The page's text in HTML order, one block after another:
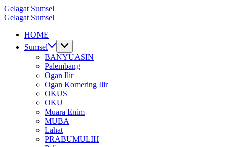
Skip
to
Gelagat Sumsel
Media
Gelagat Sumsel
Cyber
HOME
Sumsel
BANYUASIN
Palembang
Ogan Ilir
Ogan Komering Ilir
OKUS
OKU
Muara Enim
MUBA
Lahat
PRABUMULIH